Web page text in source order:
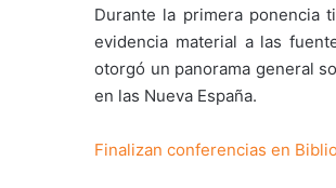
Durante la primera ponencia
evidencia material a las
otorgó un panorama general
en las Nueva España.
Finalizan conferencias en